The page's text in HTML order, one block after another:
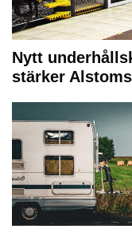
Nytt
stärker